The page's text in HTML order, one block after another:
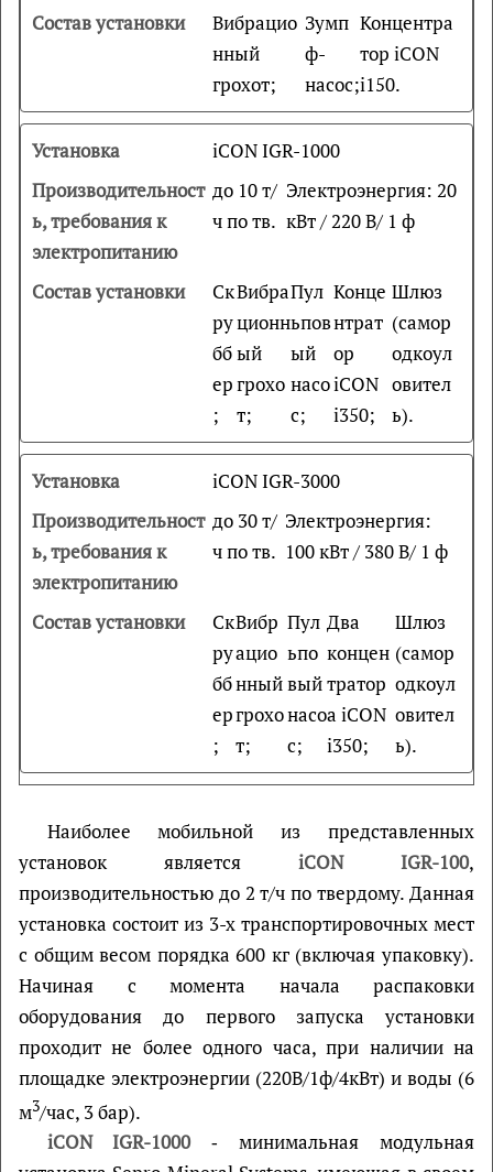
Вибрацио
нный
грохот;
Зумп
ф-
насос;
Концентра
тор iCON
i150.
iCON IGR-1000
до 10 т/
ч по тв.
Электроэнергия: 20
кВт / 220 В/ 1 ф
Ск
ру
бб
ер
;
Вибра
ционн
ый
грохо
т;
Пул
ьпов
ый
насо
с;
Конце
нтрат
ор
iCON
i350;
Шлюз
(самор
одкоул
овител
ь).
iCON IGR-3000
до 30 т/
ч по тв.
Электроэнергия:
100 кВт / 380 В/ 1 ф
Ск
ру
бб
ер
;
Вибр
ацио
нный
грохо
т;
Пул
ьпо
вый
насо
с;
Два
концен
тратор
а iCON
i350;
Шлюз
(самор
одкоул
овител
ь).
Наиболее мобильной из представленных
установок является iCON IGR-100,
производительностью до 2 т/ч по твердому. Данная
установка состоит из 3-х транспортировочных мест
с общим весом порядка 600 кг (включая упаковку).
Начиная с момента начала распаковки
оборудования до первого запуска установки
проходит не более одного часа, при наличии на
площадке электроэнергии (220В/1ф/4кВт) и воды (6
м3/час, 3 бар).
iCON IGR-1000‑ минимальная модульная